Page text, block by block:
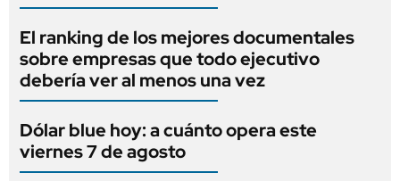
El ranking de los mejores documentales
sobre empresas que todo ejecutivo
debería ver al menos una vez
Dólar blue hoy: a cuánto opera este
viernes 7 de agosto